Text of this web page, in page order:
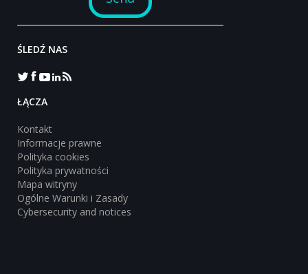
ŚLEDŹ NAS
‎ŁĄCZA
Kontakt
Informacje prawne
Polityka cookies
Polityka prywatności
Mapa witryny
Ogólne Warunki i Zasady
Cybersecurity and notices